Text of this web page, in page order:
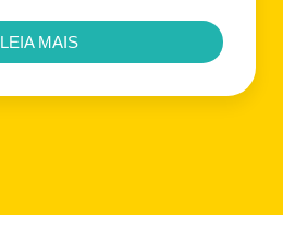
LEIA MAIS